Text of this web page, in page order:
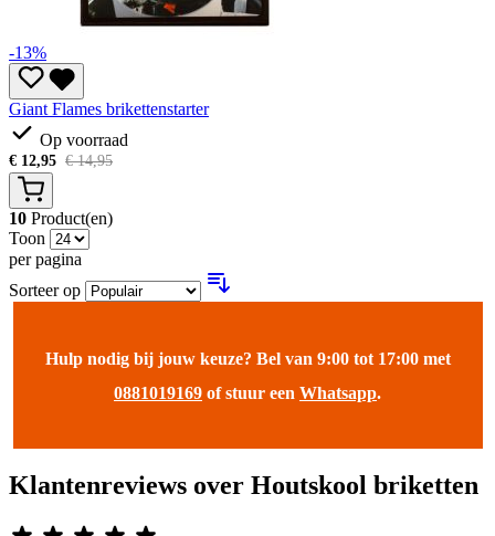
-13%
Giant Flames brikettenstarter
Op voorraad
€ 12,95 €14,95
10 Product(en)
Toon
per pagina
Sorteer op
Hulp nodig bij jouw keuze? Bel van 9:00 tot 17:00 met
0881019169 of stuur een Whatsapp.
Klantenreviews over Houtskool briketten